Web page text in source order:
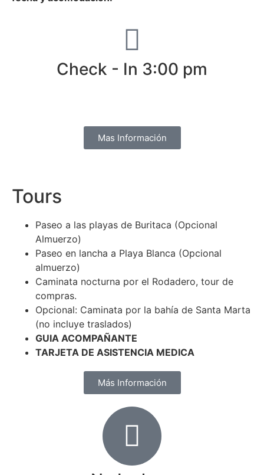
Check - In 3:00 pm
Mas Información
Tours
Paseo a las playas de Buritaca (Opcional
Almuerzo)
Paseo en lancha a Playa Blanca (Opcional
almuerzo)
Caminata nocturna por el Rodadero, tour de
compras.
Opcional: Caminata por la bahía de Santa Marta
(no incluye traslados)
GUIA ACOMPAÑANTE
TARJETA DE ASISTENCIA MEDICA
Más Información